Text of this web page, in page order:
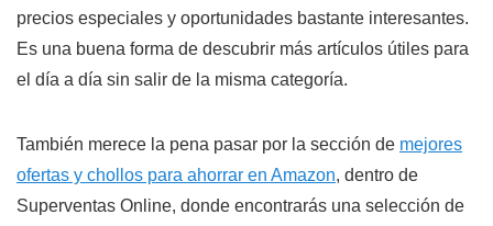
precios especiales y oportunidades bastante interesantes.
Es una buena forma de descubrir más artículos útiles para
el día a día sin salir de la misma categoría.
También merece la pena pasar por la sección de mejores
ofertas y chollos para ahorrar en Amazon, dentro de
Superventas Online, donde encontrarás una selección de